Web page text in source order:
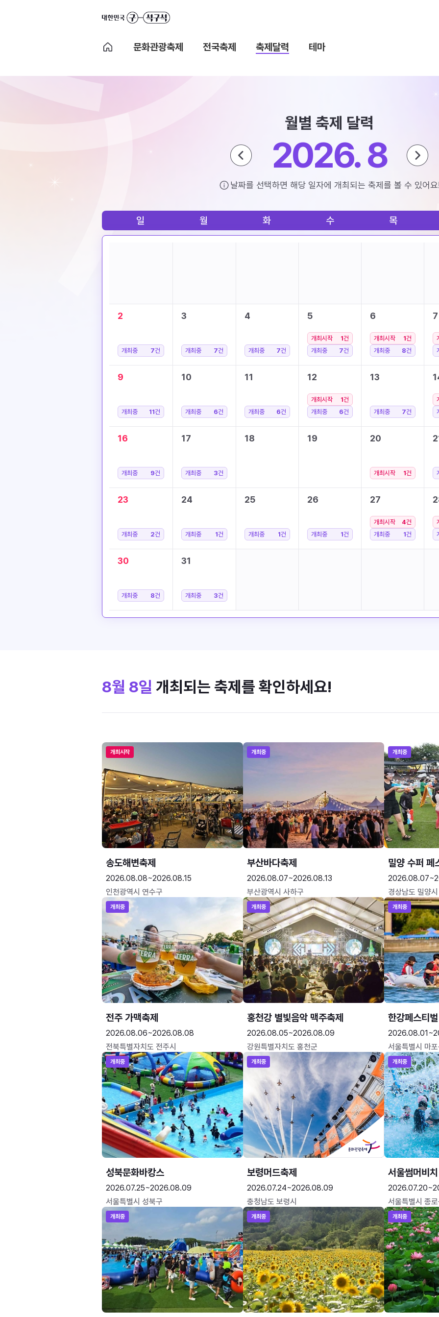
문화관광축제 전국축제 축제달력 테마
월별 축제 달력
2026. 8
날짜를 선택하면 해당 일자에 개최되는 축제를 볼 수 있어
일 월 화 수 목
2
개최중 7건
3
개최중 7건
4
개최중 7건
5
개최시작 1건
개최중
7건
6
개최시작 1건
개최중
8건
7
9
개최중 11건
10
개최중 6건
11
개최중 6건
12
개최시작 1건
개최중
6건
13
개최중 7건
16
개최중 9건
17
개최중 3건
18 19 20
개최시작 1건
23
개최중 2건
24
개최중 1건
25
개최중 1건
26
개최중 1건
27
개최시작 4건
개최중
1건
30
개최중 8건
31
개최중 3건
8월 8일 개최되는 축제를 확인하세요!
개최시작
송도해변축제
2026.08.08~2026.08.15
인천광역시 연수구
개최중
부산바다축제
2026.08.07~2026.08.13
부산광역시 사하구
개최중
밀양 수퍼 페
경상남도 밀양시
개최중
전주 가맥축제
2026.08.06~2026.08.08
전북특별자치도 전주시
개최중
홍천강 별빛음악 맥주축제
2026.08.05~2026.08.09
강원특별자치도 홍천군
개최중
한강페스티벌
서울특별시 마
개최중
성북문화바캉스
2026.07.25~2026.08.09
서울특별시 성북구
개최중
보령머드축제
2026.07.24~2026.08.09
충청남도 보령시
개최중
서울썸머비치
서울특별시 종
개최중 개최중 개최중